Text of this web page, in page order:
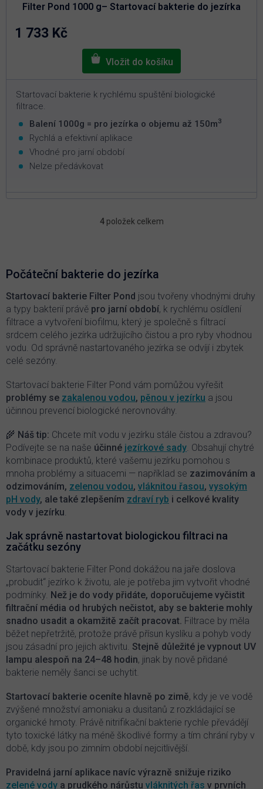
Filter Pond 1000 g– Startovací bakterie do jezírka
5,0
1 733 Kč
Startovací bakterie k rychlému spuštění biologické
filtrace.
Balení 1000g = pro jezírka o objemu až 150m3
Rychlá a efektivní aplikace
Vhodné pro jarní období
Nelze předávkovat
O
d
a
c
í
p
r
v
k
ý
p
i
s
4položek celkem
Počáteční bakterie do jezírka
Startovací bakterie Filter Pond jsou tvořeny vhodnými druhy
a typy bakterií právě pro jarní období, k rychlému osídlení
filtrace a vytvoření biofilmu, který je společně s filtrací
srdcem celého jezírka udržujícího čistou a pro ryby vhodnou
vodu. Od správně nastartovaného jezírka se odvíjí i zbytek
celé sezóny.
Startovací bakterie Filter Pond vám pomůžou vyřešit
problémy se zakalenou vodou, pěnou v jezírku a jsou
účinnou prevencí biologické nerovnováhy.
🌾 Náš tip: Chcete mít vodu v jezírku stále čistou a zdravou?
Podívejte se na naše účinné jezírkové sady. Obsahují chytré
kombinace produktů, které vašemu jezírku pomohou s
mnoha problémy a situacemi — například se zazimováním a
odzimováním, zelenou vodou, vláknitou řasou, vysokým
pH vody, ale také zlepšením zdraví ryb i celkové kvality
vody v jezírku.
Jak správně nastartovat biologickou filtraci na
začátku sezóny
Startovací bakterie Filter Pond dokážou na jaře doslova
„probudit“ jezírko k životu, ale je potřeba jim vytvořit vhodné
podmínky. Než je do vody přidáte, doporučujeme vyčistit
filtrační média od hrubých nečistot, aby se bakterie mohly
snadno usadit a okamžitě začít pracovat. Filtrace by měla
běžet nepřetržitě, protože právě přísun kyslíku a pohyb vody
jsou zásadní pro jejich aktivitu. Stejně důležité je vypnout UV
lampu alespoň na 24–48 hodin, jinak by nově přidané
bakterie neměly šanci se uchytit.
Startovací bakterie oceníte hlavně po zimě, kdy je ve vodě
zvýšené množství amoniaku a dusitanů z rozkládající se
organické hmoty. Právě nitrifikační bakterie rychle převádějí
tyto toxické látky na méně škodlivé formy a tím chrání ryby v
době, kdy jsou po zimním období nejcitlivější.
Pravidelná jarní aplikace navíc výrazně snižuje riziko
zelené vody a prudkého nárůstu vláknitých řas v prvních